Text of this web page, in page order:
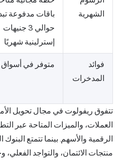
الشهرية
باقات مدفوعة
حوالي 3 جنيهات
إسترلينية شهريًا
فوائد
المدخرات
متوفر في أسواق
تتفوق ريفولوت في مجال تحويل
العملات، والميزات المتاحة عبر
الرقمية والأسهم. بينما تتمتع
منتجات الائتمان، والتواجد الفعلي،